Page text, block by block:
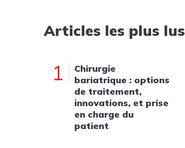
Articles les plus lus
1
Chirurgie
bariatrique : options
de traitement,
innovations, et prise
en charge du
patient